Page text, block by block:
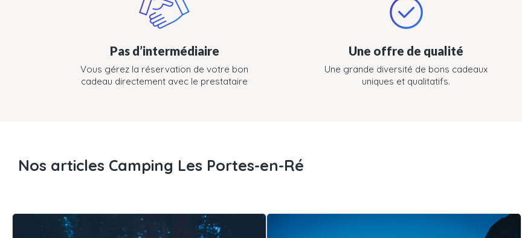
Pas d’intermédiaire
Vous gérez la réservation de votre bon
cadeau directement avec le prestataire
Une offre de qualité
Une grande diversité de bons cadeaux
uniques et qualitatifs.
Nos articles Camping Les Portes-en-Ré